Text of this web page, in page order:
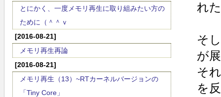
とにかく、一度メモリ再生に取り組みたい方の
ために（＾＾ｖ
[2016-08-21]
メモリ再生再論
[2016-08-21]
メモリ再生（13）~RTカーネルバージョンの
「Tiny Core」
れ
そ
が
そ
を